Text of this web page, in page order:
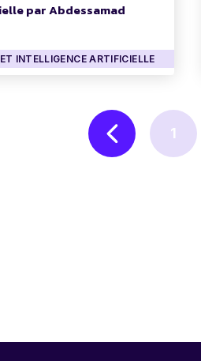
par Abdessamad
INTELLIGENCE ARTIFICIELLE
1